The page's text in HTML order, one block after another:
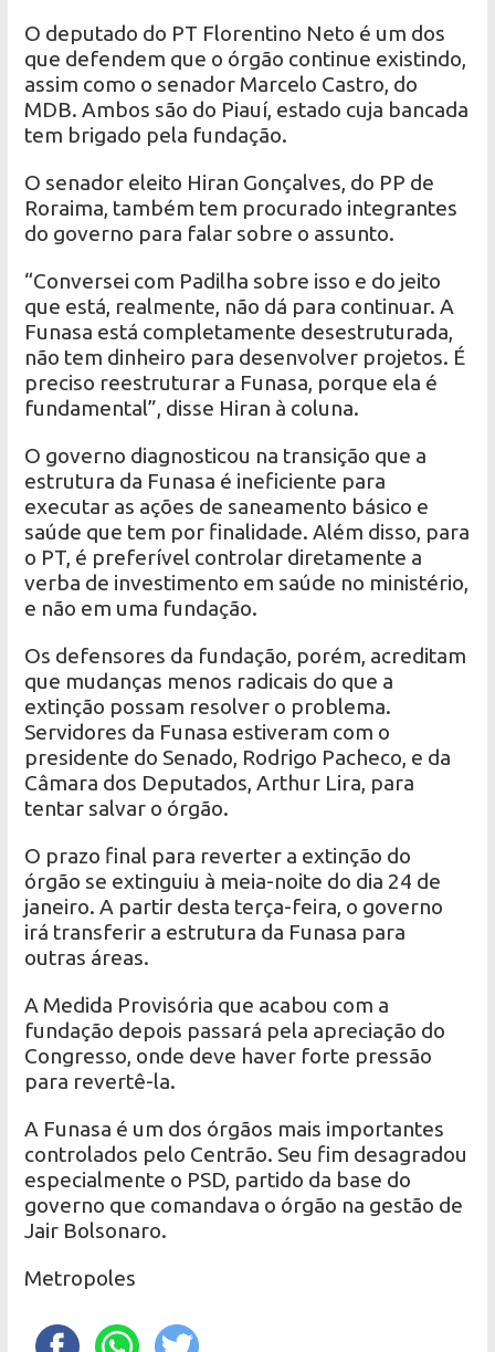
O deputado do PT Florentino Neto é um dos
que defendem que o órgão continue existindo,
assim como o senador Marcelo Castro, do
MDB. Ambos são do Piauí, estado cuja bancada
tem brigado pela fundação.
O senador eleito Hiran Gonçalves, do PP de
Roraima, também tem procurado integrantes
do governo para falar sobre o assunto.
“Conversei com Padilha sobre isso e do jeito
que está, realmente, não dá para continuar. A
Funasa está completamente desestruturada,
não tem dinheiro para desenvolver projetos. É
preciso reestruturar a Funasa, porque ela é
fundamental”, disse Hiran à coluna.
O governo diagnosticou na transição que a
estrutura da Funasa é ineficiente para
executar as ações de saneamento básico e
saúde que tem por finalidade. Além disso, para
o PT, é preferível controlar diretamente a
verba de investimento em saúde no ministério,
e não em uma fundação.
Os defensores da fundação, porém, acreditam
que mudanças menos radicais do que a
extinção possam resolver o problema.
Servidores da Funasa estiveram com o
presidente do Senado, Rodrigo Pacheco, e da
Câmara dos Deputados, Arthur Lira, para
tentar salvar o órgão.
O prazo final para reverter a extinção do
órgão se extinguiu à meia-noite do dia 24 de
janeiro. A partir desta terça-feira, o governo
irá transferir a estrutura da Funasa para
outras áreas.
A Medida Provisória que acabou com a
fundação depois passará pela apreciação do
Congresso, onde deve haver forte pressão
para revertê-la.
A Funasa é um dos órgãos mais importantes
controlados pelo Centrão. Seu fim desagradou
especialmente o PSD, partido da base do
governo que comandava o órgão na gestão de
Jair Bolsonaro.
Metropoles